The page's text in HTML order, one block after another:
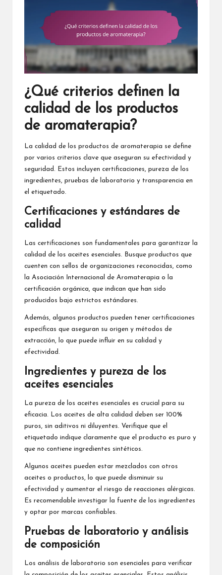
¿Qué criterios definen la
calidad de los productos
de aromaterapia?
La calidad de los productos de aromaterapia se define
por varios criterios clave que aseguran su efectividad y
seguridad. Estos incluyen certificaciones, pureza de los
ingredientes, pruebas de laboratorio y transparencia en
el etiquetado.
Certificaciones y estándares de
calidad
Las certificaciones son fundamentales para garantizar la
calidad de los aceites esenciales. Busque productos que
cuenten con sellos de organizaciones reconocidas, como
la Asociación Internacional de Aromaterapia o la
certificación orgánica, que indican que han sido
producidos bajo estrictos estándares.
Además, algunos productos pueden tener certificaciones
específicas que aseguran su origen y métodos de
extracción, lo que puede influir en su calidad y
efectividad.
Ingredientes y pureza de los
aceites esenciales
La pureza de los aceites esenciales es crucial para su
eficacia. Los aceites de alta calidad deben ser 100%
puros, sin aditivos ni diluyentes. Verifique que el
etiquetado indique claramente que el producto es puro y
que no contiene ingredientes sintéticos.
Algunos aceites pueden estar mezclados con otros
aceites o productos, lo que puede disminuir su
efectividad y aumentar el riesgo de reacciones alérgicas.
Es recomendable investigar la fuente de los ingredientes
y optar por marcas confiables.
Pruebas de laboratorio y análisis
de composición
Los análisis de laboratorio son esenciales para verificar